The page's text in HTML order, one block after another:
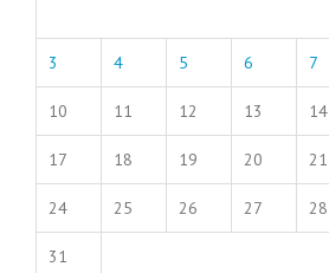
3 4 5 6 7
10 11 12 13 14
17 18 19 20 21
24 25 26 27 28
31